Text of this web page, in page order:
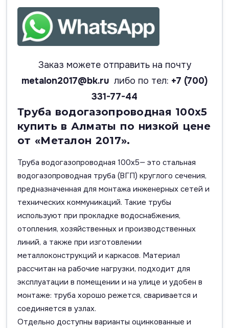
Заказ можете отправить на почту
metalon2017@bk.ru либо по тел: +7 (700)
331-77-44
Труба водогазопроводная 100х5
купить в Алматы по низкой цене
от «Металон 2017».
Труба водогазопроводная 100х5— это стальная
водогазопроводная труба (ВГП) круглого сечения,
предназначенная для монтажа инженерных сетей и
технических коммуникаций. Такие трубы
используют при прокладке водоснабжения,
отопления, хозяйственных и производственных
линий, а также при изготовлении
металлоконструкций и каркасов. Материал
рассчитан на рабочие нагрузки, подходит для
эксплуатации в помещении и на улице и удобен в
монтаже: труба хорошо режется, сваривается и
соединяется в узлах.
Отдельно доступны варианты оцинкованные и